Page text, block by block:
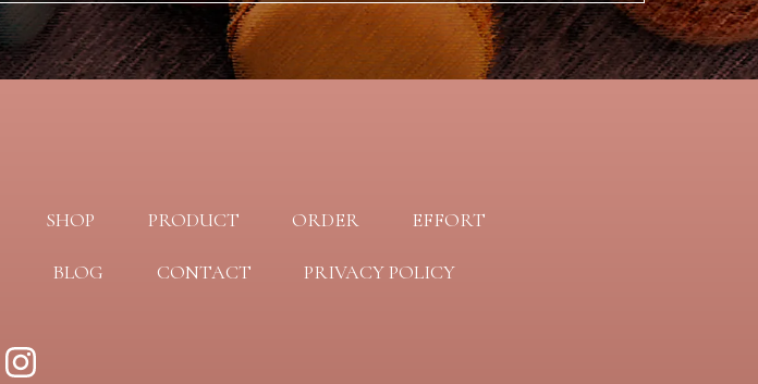
SHOP PRODUCT ORDER EFFORT
BLOG CONTACT PRIVACY POLICY